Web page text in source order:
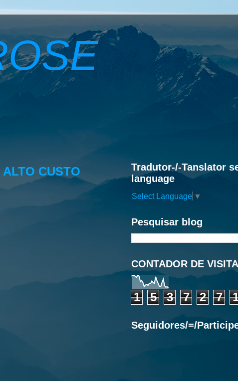
CUSTO
Tradutor-/-Tanslator
language
Select Language ▼
Pesquisar blog
CONTADOR DE
1 5 3 7 2 7
Seguidores/=/